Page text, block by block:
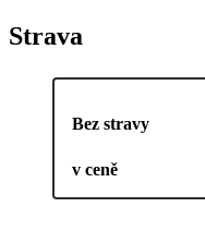
Strava
Bez stravy
v ceně